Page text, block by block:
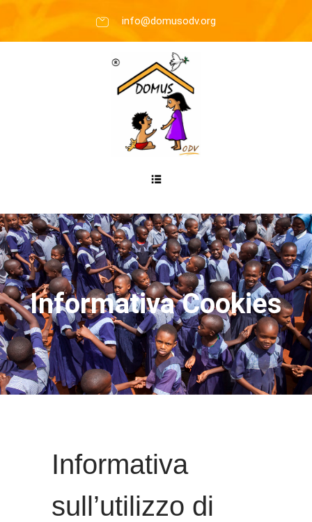
info@domusodv.org
Informativa Cookies
Informativa
sull’utilizzo di